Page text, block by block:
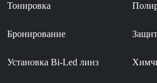
Тонировка
Бронирование
Установка Bi-Led линз